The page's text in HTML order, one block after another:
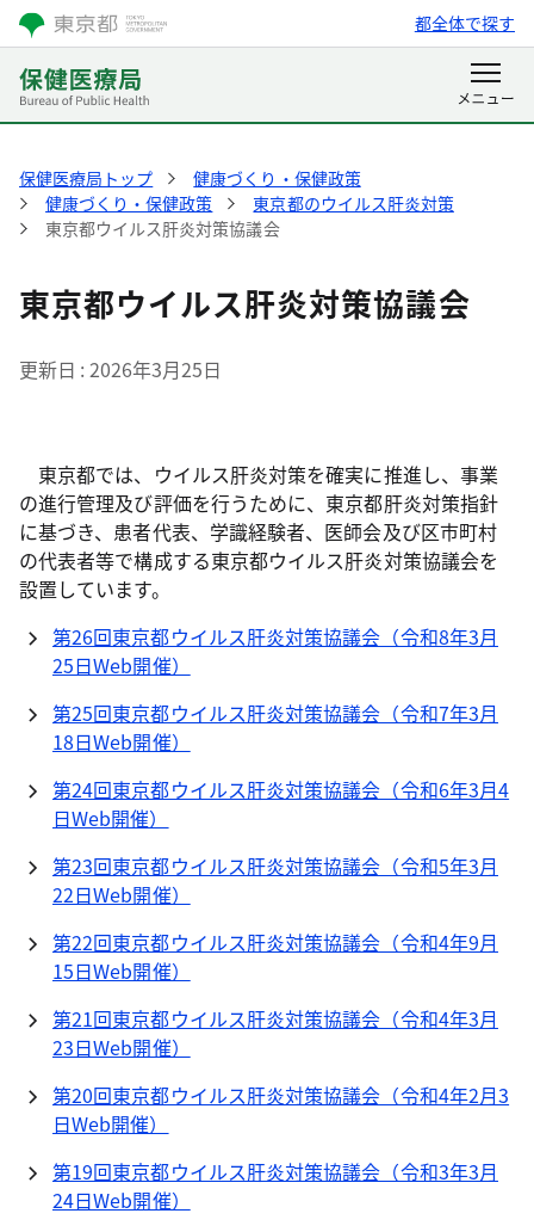
都全体で探す
保健医療局トップ
健康づくり・保健政策
健康づくり・保健政策
東京都のウイルス肝炎対策
東京都ウイルス肝炎対策協議会
東京都ウイルス肝炎対策協議会
更新日 2026年3月25日
東京都では、ウイルス肝炎対策を確実に推進し、事業
の進行管理及び評価を行うために、東京都肝炎対策指針
に基づき、患者代表、学識経験者、医師会及び区市町村
の代表者等で構成する東京都ウイルス肝炎対策協議会を
設置しています。
第26回東京都ウイルス肝炎対策協議会（令和8年3月
25日Web開催）
第25回東京都ウイルス肝炎対策協議会（令和7年3月
18日Web開催）
第24回東京都ウイルス肝炎対策協議会（令和6年3月4
日Web開催）
第23回東京都ウイルス肝炎対策協議会（令和5年3月
22日Web開催）
第22回東京都ウイルス肝炎対策協議会（令和4年9月
15日Web開催）
第21回東京都ウイルス肝炎対策協議会（令和4年3月
23日Web開催）
第20回東京都ウイルス肝炎対策協議会（令和4年2月3
日Web開催）
第19回東京都ウイルス肝炎対策協議会（令和3年3月
24日Web開催）